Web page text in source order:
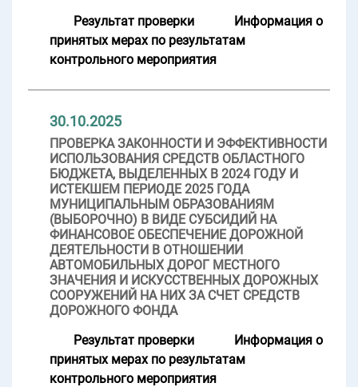
Результат проверки
Информация о
принятых мерах по результатам
контрольного мероприятия
30.10.2025
ПРОВЕРКА ЗАКОННОСТИ И ЭФФЕКТИВНОСТИ
ИСПОЛЬЗОВАНИЯ СРЕДСТВ ОБЛАСТНОГО
БЮДЖЕТА, ВЫДЕЛЕННЫХ В 2024 ГОДУ И
ИСТЕКШЕМ ПЕРИОДЕ 2025 ГОДА
МУНИЦИПАЛЬНЫМ ОБРАЗОВАНИЯМ
(ВЫБОРОЧНО) В ВИДЕ СУБСИДИЙ НА
ФИНАНСОВОЕ ОБЕСПЕЧЕНИЕ ДОРОЖНОЙ
ДЕЯТЕЛЬНОСТИ В ОТНОШЕНИИ
АВТОМОБИЛЬНЫХ ДОРОГ МЕСТНОГО
ЗНАЧЕНИЯ И ИСКУССТВЕННЫХ ДОРОЖНЫХ
СООРУЖЕНИЙ НА НИХ ЗА СЧЕТ СРЕДСТВ
ДОРОЖНОГО ФОНДА
Результат проверки
Информация о
принятых мерах по результатам
контрольного мероприятия